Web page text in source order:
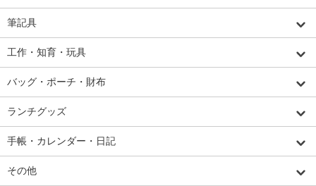
筆記具
工作・知育・玩具
バッグ・ポーチ・財布
ランチグッズ
手帳・カレンダー・日記
その他